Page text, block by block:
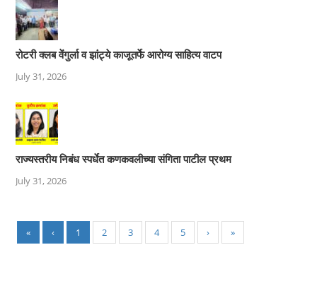
रोटरी क्लब वेंगुर्ला व झांट्ये काजूतर्फे आरोग्य साहित्य वाटप
July 31, 2026
राज्यस्तरीय निबंध स्पर्धेत कणकवलीच्या संगिता पाटील प्रथम
July 31, 2026
« ‹ 1 2 3 4 5 › »